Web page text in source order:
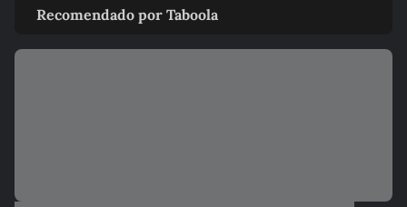
contra o Remo e ironiza:...
ESPORTES
Recomendado por Taboola